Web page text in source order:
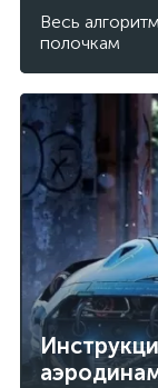
Весь
полочкам